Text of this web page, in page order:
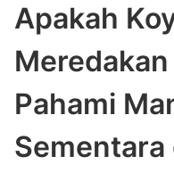
Apakah
Pahami
Sementara